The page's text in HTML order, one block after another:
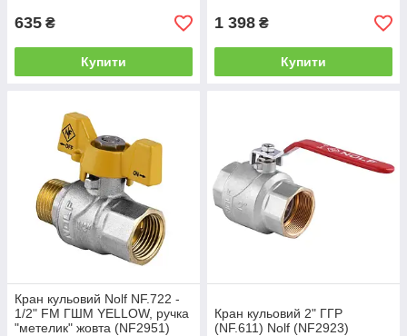
635 ₴
Купити
1 398 ₴
Купити
Кран кульовий Nolf NF.722 -
1/2" FM ГШМ YELLOW, ручка
"метелик" жовта (NF2951)
Кран кульовий 2" ГГР
(NF.611) Nolf (NF2923)